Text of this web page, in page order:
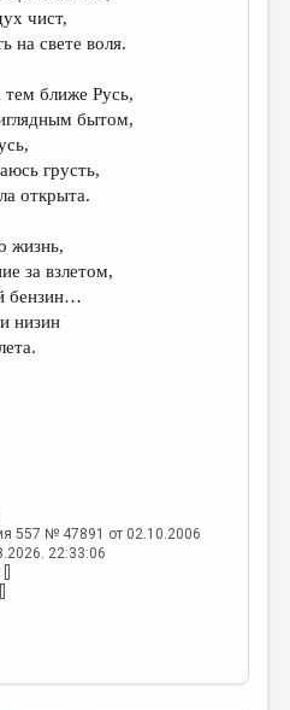
чист,
на свете воля.
ближе Русь,
бытом,
грусть,
открыта.
жизнь,
за взлетом,
бензин…
низин
557 № 47891 от 02.10.2006
22:33:06